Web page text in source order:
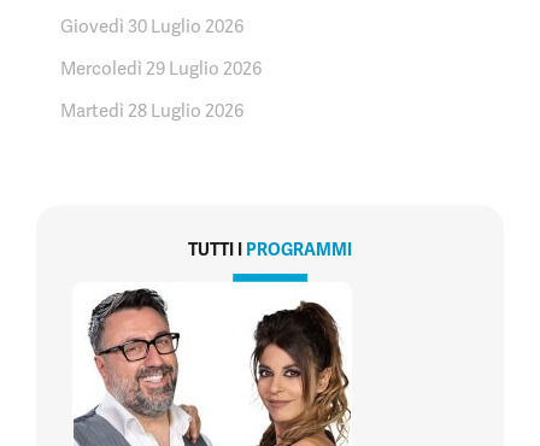
Giovedì 30 Luglio 2026
Mercoledì 29 Luglio 2026
Martedì 28 Luglio 2026
TUTTI I PROGRAMMI